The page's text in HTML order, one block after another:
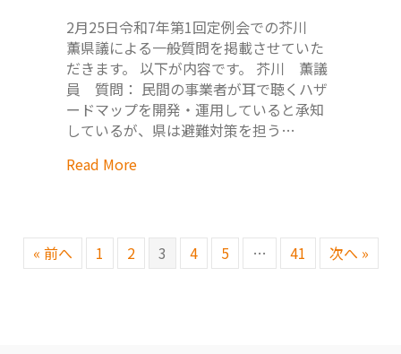
2月25日令和7年第1回定例会での芥川
薫県議による一般質問を掲載させていた
だきます。 以下が内容です。 芥川 薫議
員 質問： 民間の事業者が耳で聴くハザ
ードマップを開発・運用していると承知
しているが、県は避難対策を担う…
Read More
« 前へ 1 2 3 4 5 … 41 次へ »